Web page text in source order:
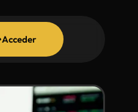
Acceder